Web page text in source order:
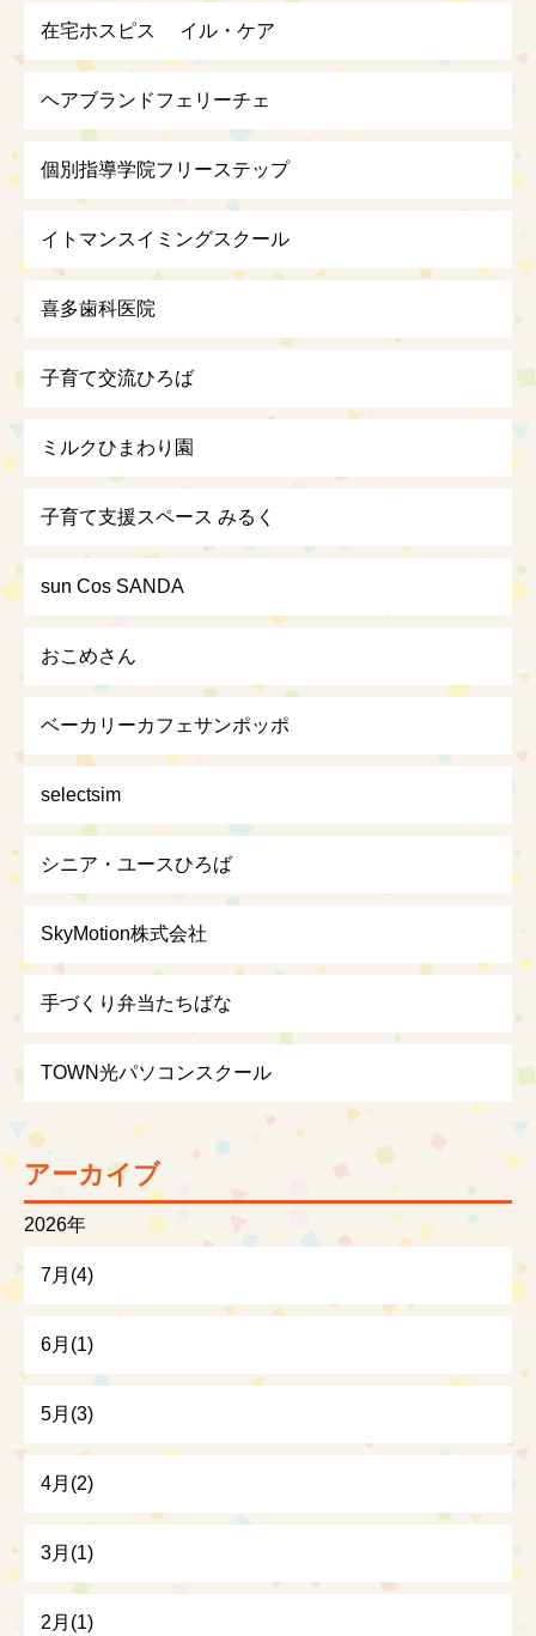
在宅ホスピス イル・ケア
ヘアブランドフェリーチェ
個別指導学院フリーステップ
イトマンスイミングスクール
喜多歯科医院
子育て交流ひろば
ミルクひまわり園
子育て支援スペース みるく
sun Cos SANDA
おこめさん
ベーカリーカフェサンポッポ
selectsim
シニア・ユースひろば
SkyMotion株式会社
手づくり弁当たちばな
TOWN光パソコンスクール
アーカイブ
2026年
7月(4)
6月(1)
5月(3)
4月(2)
3月(1)
2月(1)